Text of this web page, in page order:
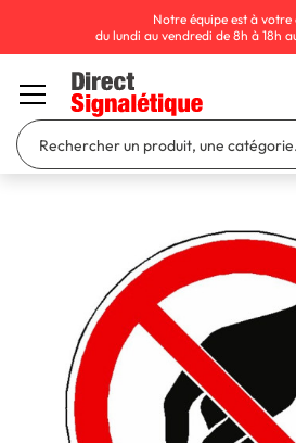
Notre équipe est à votre
du lundi au vendredi de 8h à 18h